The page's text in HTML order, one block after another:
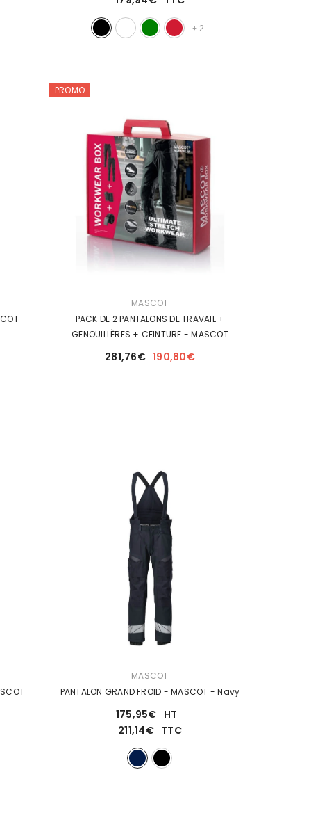
+ 2
GILET SANS MANCHES KNOXVILLE - MASCOT
PROMO
MASCOT
PACK DE 2 PANTALONS DE TRAVAIL +
GENOUILLÈRES + CEINTURE - MASCOT
281,76€ 190,80€
MASCOT
PANTALON GRAND FROID - MASCOT - Navy
175,95€ HT
211,14€ TTC